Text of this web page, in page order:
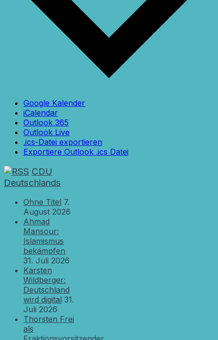
Google Kalender
iCalendar
Outlook 365
Outlook Live
.ics-Datei exportieren
Exportiere Outlook .ics Datei
CDU
Deutschlands
Ohne Titel 7.
August 2026
Ahmad
Mansour:
Islamismus
bekämpfen
31. Juli 2026
Karsten
Wildberger:
Deutschland
wird digital 31.
Juli 2026
Thorsten Frei
als